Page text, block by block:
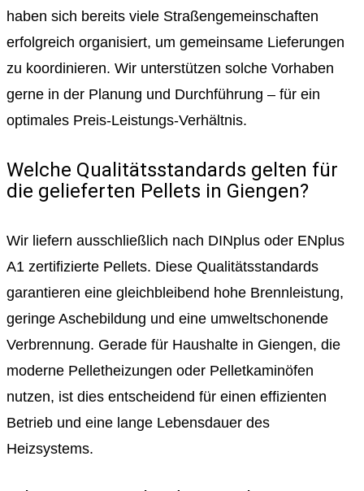
haben sich bereits viele Straßengemeinschaften
erfolgreich organisiert, um gemeinsame Lieferungen
zu koordinieren. Wir unterstützen solche Vorhaben
gerne in der Planung und Durchführung – für ein
optimales Preis-Leistungs-Verhältnis.
Welche Qualitätsstandards gelten für
die gelieferten Pellets in Giengen?
Wir liefern ausschließlich nach DINplus oder ENplus
A1 zertifizierte Pellets. Diese Qualitätsstandards
garantieren eine gleichbleibend hohe Brennleistung,
geringe Aschebildung und eine umweltschonende
Verbrennung. Gerade für Haushalte in Giengen, die
moderne Pelletheizungen oder Pelletkaminöfen
nutzen, ist dies entscheidend für einen effizienten
Betrieb und eine lange Lebensdauer des
Heizsystems.